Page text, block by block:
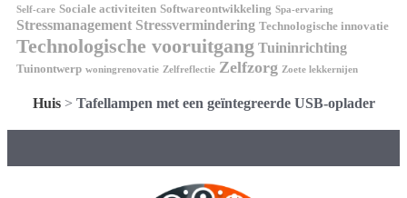
Self-care Sociale activiteiten Softwareontwikkeling Spa-ervaring
Stressmanagement Stressvermindering Technologische innovatie
Technologische vooruitgang Tuininrichting
Tuinontwerp woningrenovatie Zelfreflectie Zelfzorg Zoete lekkernijen
Huis> Tafellampen met een geïntegreerde USB-oplader